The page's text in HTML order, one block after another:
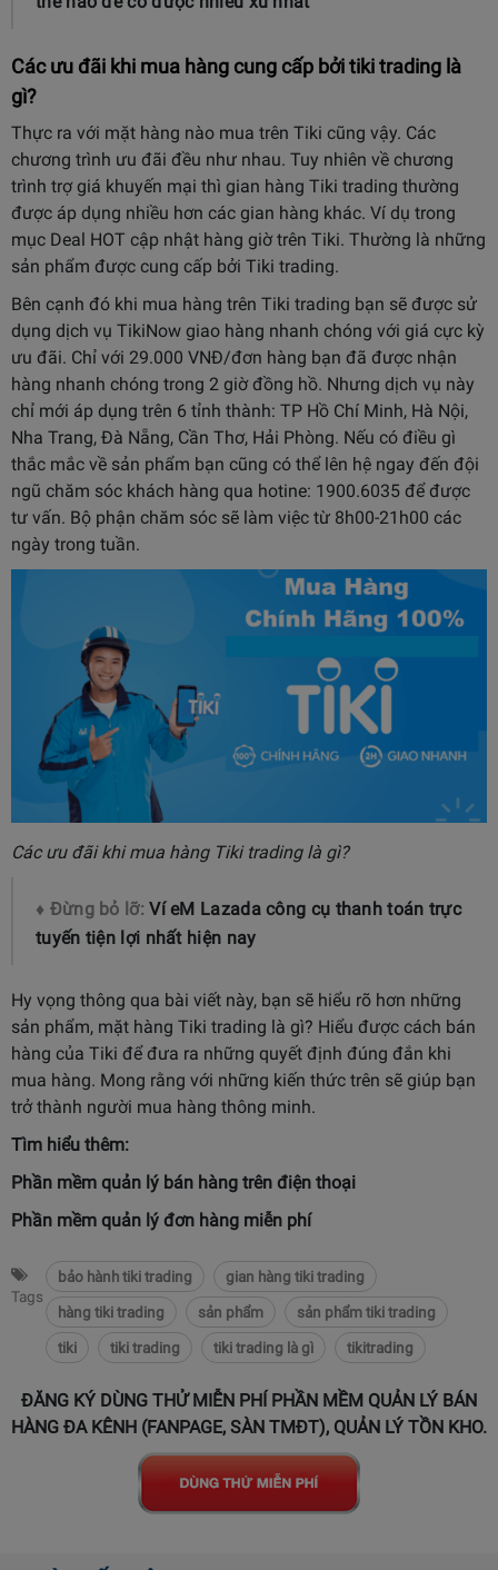
Các ưu đãi khi mua hàng cung cấp bởi tiki trading là
gì?
Thực ra với mặt hàng nào mua trên Tiki cũng vậy. Các
chương trình ưu đãi đều như nhau. Tuy nhiên về chương
trình trợ giá khuyến mại thì gian hàng Tiki trading thường
được áp dụng nhiều hơn các gian hàng khác. Ví dụ trong
mục Deal HOT cập nhật hàng giờ trên Tiki. Thường là những
sản phẩm được cung cấp bởi Tiki trading.
Bên cạnh đó khi mua hàng trên Tiki trading bạn sẽ được sử
dụng dịch vụ TikiNow giao hàng nhanh chóng với giá cực kỳ
ưu đãi. Chỉ với 29.000 VNĐ/đơn hàng bạn đã được nhận
hàng nhanh chóng trong 2 giờ đồng hồ. Nhưng dịch vụ này
chỉ mới áp dụng trên 6 tỉnh thành: TP Hồ Chí Minh, Hà Nội,
Nha Trang, Đà Nẵng, Cần Thơ, Hải Phòng. Nếu có điều gì
thắc mắc về sản phẩm bạn cũng có thể lên hệ ngay đến đội
ngũ chăm sóc khách hàng qua hotine: 1900.6035 để được
tư vấn. Bộ phận chăm sóc sẽ làm việc từ 8h00-21h00 các
ngày trong tuần.
Các ưu đãi khi mua hàng Tiki trading là gì?
♦ Đừng bỏ lỡ:Ví eM Lazada công cụ thanh toán trực
tuyến tiện lợi nhất hiện nay
Hy vọng thông qua bài viết này, bạn sẽ hiểu rõ hơn những
sản phẩm, mặt hàng Tiki trading là gì? Hiểu được cách bán
hàng của Tiki để đưa ra những quyết định đúng đắn khi
mua hàng. Mong rằng với những kiến thức trên sẽ giúp bạn
trở thành người mua hàng thông minh.
Tìm hiểu thêm:
Phần mềm quản lý bán hàng trên điện thoại
Phần mềm quản lý đơn hàng miễn phí
Tags
bảo hành tiki trading
gian hàng tiki trading
hàng tiki trading
sản phẩm
sản phẩm tiki trading
tiki
tiki trading tiki trading là gì tikitrading
ĐĂNG KÝ DÙNG THỬ MIỄN PHÍ PHẦN MỀM QUẢN LÝ BÁN
HÀNG ĐA KÊNH (FANPAGE, SÀN TMĐT), QUẢN LÝ TỒN KHO.